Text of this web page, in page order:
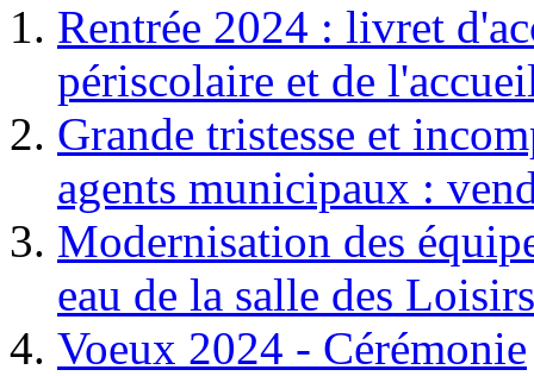
Rentrée 2024 : livret
périscolaire et de
Grande tristesse et
agents municipaux :
Modernisation des
eau de la salle des
Voeux 2024 - Cérémonie